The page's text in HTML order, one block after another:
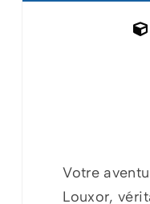
Votre
Louxor,